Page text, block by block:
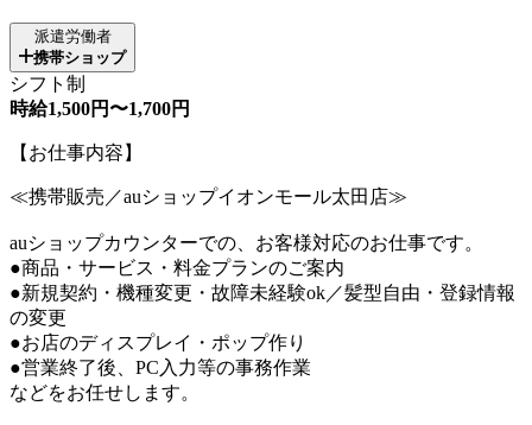
派遣労働者
携帯ショップ
シフト制
時給1,500円〜1,700円
【お仕事内容】
≪携帯販売／auショップイオンモール太田店≫
auショップカウンターでの、お客様対応のお仕事です。
●商品・サービス・料金プランのご案内
●新規契約・機種変更・故障未経験ok／髪型自由・登録情報
の変更
●お店のディスプレイ・ポップ作り
●営業終了後、PC入力等の事務作業
などをお任せします。